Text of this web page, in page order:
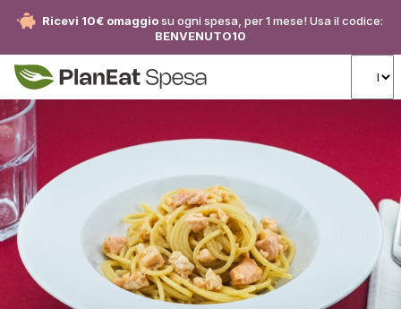
Ricevi 10€ omaggiosu ogni spesa, per 1 mese! Usa il codice:
BENVENUTO10